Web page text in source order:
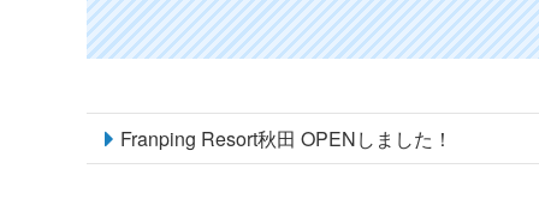
Franping Resort秋田 OPENしました！